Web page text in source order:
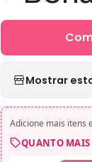
Mostrar
Adicione mais itens
QUANTO MAIS